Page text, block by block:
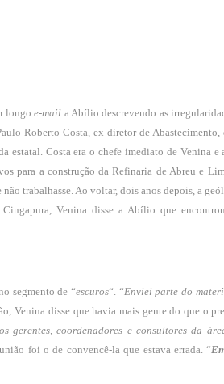
longoe-mail a Abílio descrevendo as
Roberto Costa, ex-diretor de
estatal. Costa era o chefe imediato de Venina e
para a construção da Refinaria de Abreu e
trabalhasse. Ao voltar, dois anos depois, a
Cingapura, Venina disse a Abílio que
segmento de “escuros“. “Enviei parte do
Venina disse que havia mais gente do que o
gerentes, coordenadores e consultores da
foi o de convencê-la que estava errada. “